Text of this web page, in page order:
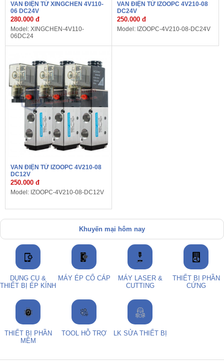
VAN ĐIỆN TỪ XINGCHEN 4V110-
06 DC24V
280.000 đ
Model: XINGCHEN-4V110-
06DC24
VAN ĐIỆN TỪ IZOOPC 4V210-08
DC24V
250.000 đ
Model: IZOOPC-4V210-08-DC24V
VAN ĐIỆN TỪ IZOOPC 4V210-08
DC12V
250.000 đ
Model: IZOOPC-4V210-08-DC12V
Khuyến mại hôm nay
DỤNG CỤ &
THIẾT BỊ ÉP KÍNH
MÁY ÉP CỔ CÁP
MÁY LASER &
CUTTING
THIẾT BỊ PHẦN
CỨNG
THIẾT BỊ PHẦN
MỀM
TOOL HỖ TRỢ LK SỬA THIẾT BỊ